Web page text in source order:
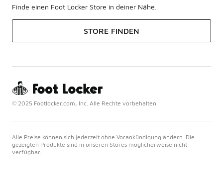
Finde einen Foot Locker Store in deiner Nähe.
STORE FINDEN
© 2025 Footlocker.com, Inc. Alle Rechte vorbehalten
Alle Preise können sich jederzeit ohne Vorankündigung ändern. Die
gezeigten Produkte sind in unseren Stores möglicherweise nicht
verfügbar.